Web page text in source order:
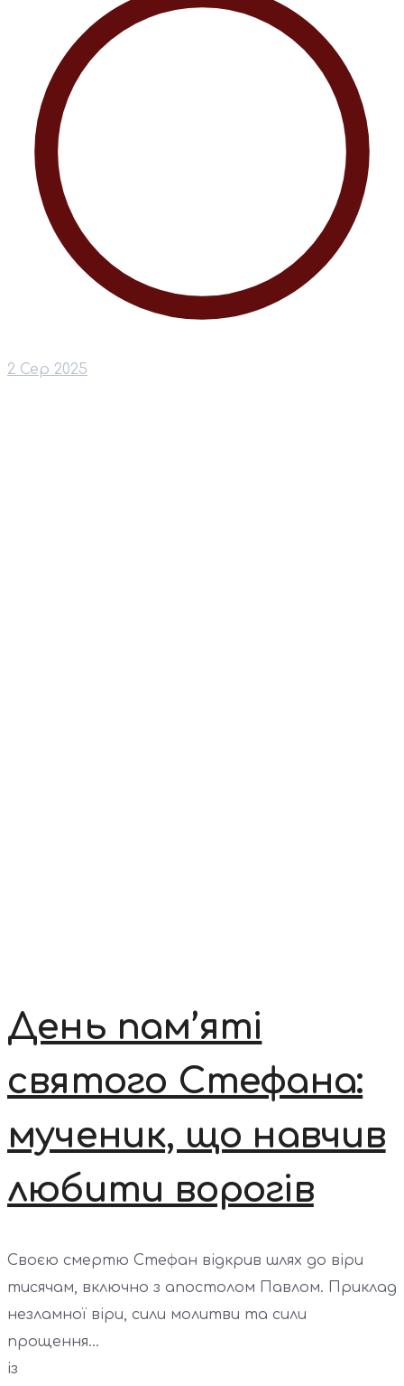
2 Сер 2025
День пам’яті
святого Стефана:
мученик, що навчив
любити ворогів
Своєю смертю Стефан відкрив шлях до віри
тисячам, включно з апостолом Павлом. Приклад
незламної віри, сили молитви та сили
прощення...
із